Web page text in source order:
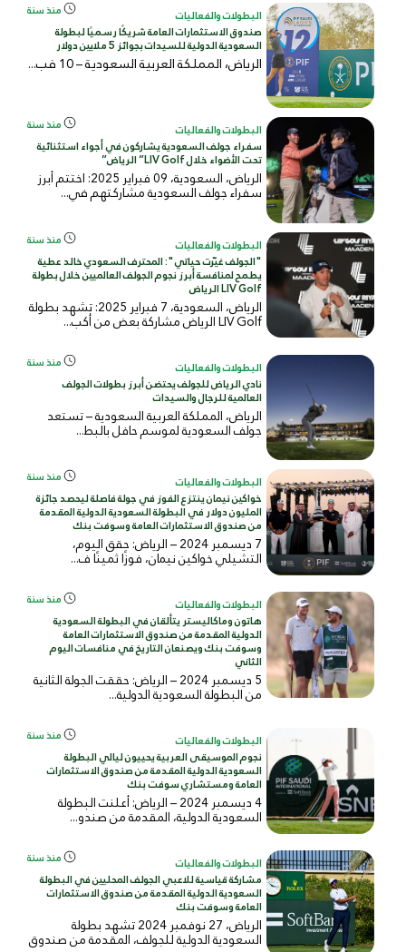
البطولات والفعاليات منذ سنة
صندوق الاستثمارات العامة شريكًا رسميًا لبطولة
السعودية الدولية للسيدات بجوائز 5 ملايين دولار
الرياض، المملكة العربية السعودية – 10 فب...
البطولات والفعاليات منذ سنة
سفراء جولف السعودية يشاركون في أجواء استثنائية
تحت الأضواء خلال LIV Golf” الرياض”
الرياض، السعودية، 09 فبراير 2025: اختتم أبرز
سفراء جولف السعودية مشاركتهم في...
البطولات والفعاليات منذ سنة
"الجولف غيّرت حياتي": المحترف السعودي خالد عطية
يطمح لمنافسة أبرز نجوم الجولف العالميين خلال بطولة
LIV Golf الرياض
الرياض، السعودية، 7 فبراير 2025: تشهد بطولة
LIV Golf الرياض مشاركة بعض من أكب...
البطولات والفعاليات منذ سنة
نادي الرياض للجولف يحتضن أبرز بطولات الجولف
العالمية للرجال والسيدات
الرياض، المملكة العربية السعودية – تستعد
جولف السعودية لموسم حافل بالبط...
البطولات والفعاليات منذ سنة
خواكين نيمان ينتزع الفوز في جولة فاصلة ليحصد جائزة
المليون دولار في البطولة السعودية الدولية المقدمة
من صندوق الاستثمارات العامة وسوفت بنك
7 ديسمبر 2024 – الرياض: حقق اليوم،
التشيلي خواكين نيمان، فوزًا ثمينًا ف...
البطولات والفعاليات منذ سنة
هاتون وماكاليستر يتألقان في البطولة السعودية
الدولية المقدمة من صندوق الاستثمارات العامة
وسوفت بنك ويصنعان التاريخ في منافسات اليوم
الثاني
5 ديسمبر 2024 – الرياض: حققت الجولة الثانية
من البطولة السعودية الدولية...
البطولات والفعاليات منذ سنة
نجوم الموسيقى العربية يحييون ليالي البطولة
السعودية الدولية المقدمة من صندوق الاستثمارات
العامة ومستشاري سوفت بنك
4 ديسمبر 2024 – الرياض: أعلنت البطولة
السعودية الدولية، المقدمة من صندو...
البطولات والفعاليات منذ سنة
مشاركة قياسية للاعبي الجولف المحليين في البطولة
السعودية الدولية المقدمة من صندوق الاستثمارات
العامة وسوفت بنك
الرياض، 27 نوفمبر 2024 تشهد بطولة
السعودية الدولية للجولف، المقدمة من صندوق